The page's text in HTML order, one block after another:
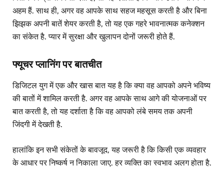
अहम हैं. साथ ही, अगर वह आपके साथ सहज महसूस करती है और बिना
झिझक अपनी बातें शेयर करती है, तो यह एक गहरे भावनात्मक कनेक्शन
का संकेत है. प्यार में सुरक्षा और खुलापन दोनों जरूरी होते हैं.
फ्यूचर प्लानिंग पर बातचीत
डिजिटल युग में एक और खास बात यह है कि क्या वह आपको अपने भविष्य
की बातों में शामिल करती है. अगर वह आपके साथ आगे की योजनाओं पर
बात करती है, तो यह दर्शाता है कि वह आपको लंबे समय तक अपनी
जिंदगी में देखती है.
हालांकि इन सभी संकेतों के बावजूद, यह जरूरी है कि किसी एक व्यवहार
के आधार पर निष्कर्ष न निकाला जाए. हर व्यक्ति का स्वभाव अलग होता है.